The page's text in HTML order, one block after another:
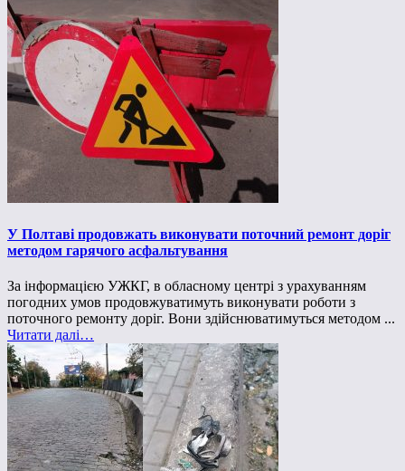
У Полтаві продовжать виконувати поточний ремонт доріг
методом гарячого асфальтування
За інформацією УЖКГ, в обласному центрі з урахуванням
погодних умов продовжуватимуть виконувати роботи з
поточного ремонту доріг. Вони здійснюватимуться методом ...
Читати далі…